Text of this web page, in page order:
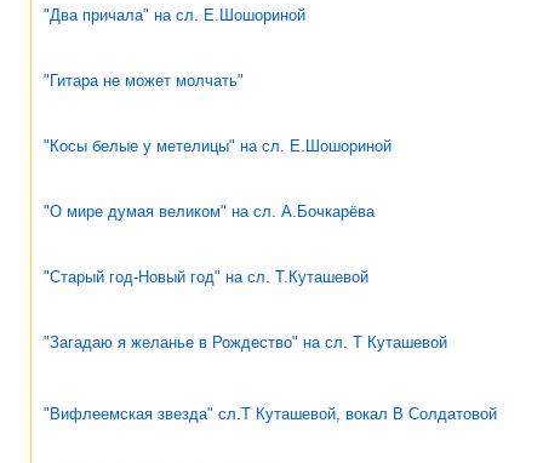
"Два причала" на сл. Е.Шошориной
"Гитара не может молчать"
"Косы белые у метелицы" на сл. Е.Шошориной
"О мире думая великом" на сл. А.Бочкарёва
"Старый год-Новый год" на сл. Т.Куташевой
"Загадаю я желанье в Рождество" на сл. Т Куташевой
"Вифлеемская звезда" сл.Т Куташевой, вокал В Солдатовой